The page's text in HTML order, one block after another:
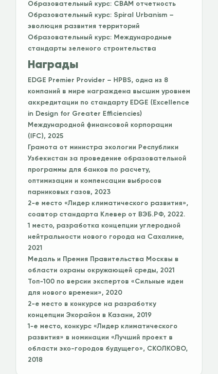
Образовательный курс: CBAM отчетность
Образовательный курс: Spiral Urbanism –
эволюция развития территорий
Образовательный курс: Международные
стандарты зеленого строительства
Награды
EDGE Premier Provider – HPBS, одна из 8
компаний в мире награждена высшим уровнем
аккредитации по стандарту EDGE (Excellence
in Design for Greater Efficiencies)
Международной финансовой корпорации
(IFC), 2025
Грамота от министра экологии Республики
Узбекистан за проведение образовательной
программы для банков по расчету,
оптимизации и компенсации выбросов
парниковых газов, 2023
2-е место «Лидер климатического развития»,
соавтор стандарта Клевер от ВЭБ.РФ, 2022.
1 место, разработка концепции углеродной
нейтральности нового города на Сахалине,
2021
Медаль и Премия Правительства Москвы в
области охраны окружающей среды, 2021
Топ-100 по версии экспертов «Сильные идеи
для нового времени», 2020
2-е место в конкурсе на разработку
концепции Экорайон в Казани, 2019
1-е место, конкурс «Лидер климатического
развития» в номинации «Лучший проект в
области эко-городов будущего», СКОЛКОВО,
2018